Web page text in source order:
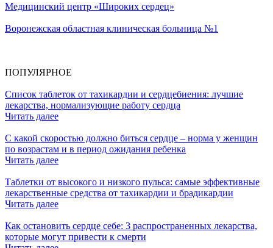
Медицинский центр «Широких сердец»
Воронежская областная клиническая больница №1
ПОПУЛЯРНОЕ
Список таблеток от тахикардии и сердцебиения: лучшие
лекарства, нормализующие работу сердца
Читать далее
С какой скоростью должно биться сердце – норма у женщин
по возрастам и в период ожидания ребенка
Читать далее
Таблетки от высокого и низкого пульса: самые эффективные
лекарственные средства от тахикардии и брадикардии
Читать далее
Как остановить сердце себе: 3 распространенных лекарства,
которые могут привести к смерти